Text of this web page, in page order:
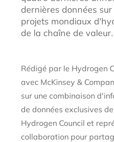
dernières données
projets mondiaux
de la chaîne de valeur.
Rédigé par le Hydrogen
avec McKinsey &
sur une combinaison
de données exclusives
Hydrogen Council et
collaboration pour